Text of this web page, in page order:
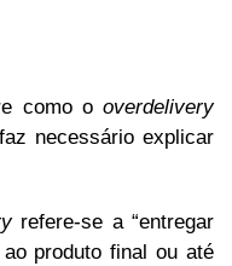
como o overdelivery
necessário explicar
refere-se a “entregar
produto final ou até